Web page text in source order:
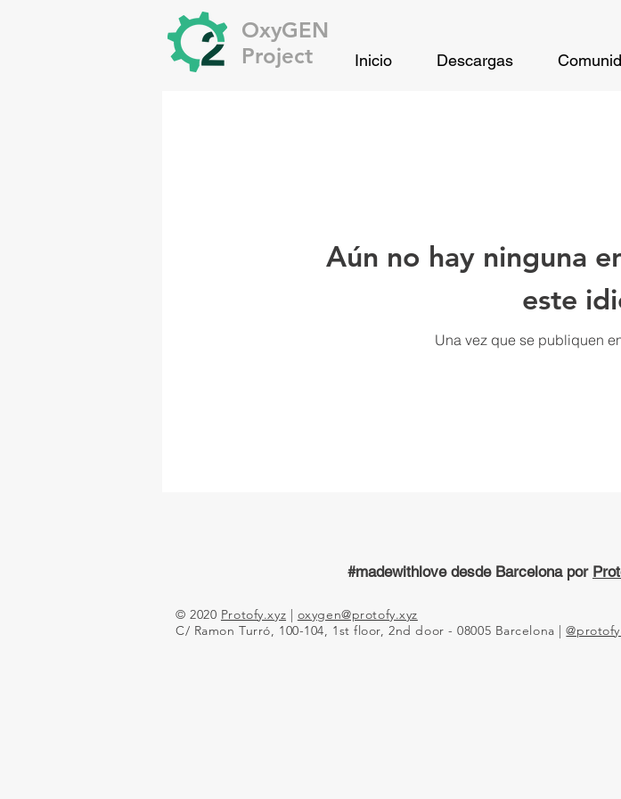
OxyGEN
Project
Inicio Descargas
Aún no hay ninguna
este
Una vez que se publiquen
#madewithlove desde Barcelona por
© 2020 Protofy.xyz | oxygen@protofy.xyz
C/ Ramon Turró, 100-104, 1st floor, 2nd door - 08005 Barcelona |